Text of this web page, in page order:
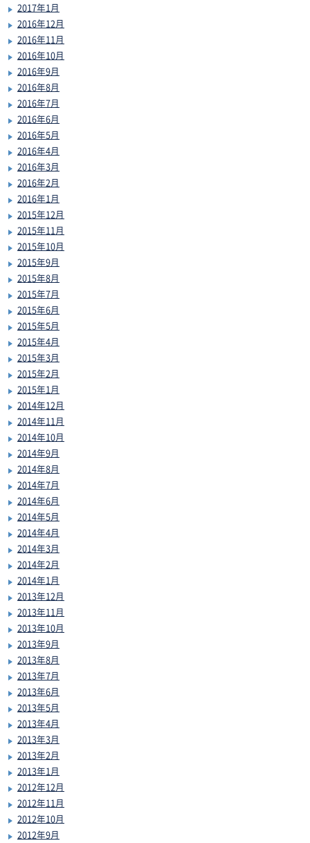
2017年1月
2016年12月
2016年11月
2016年10月
2016年9月
2016年8月
2016年7月
2016年6月
2016年5月
2016年4月
2016年3月
2016年2月
2016年1月
2015年12月
2015年11月
2015年10月
2015年9月
2015年8月
2015年7月
2015年6月
2015年5月
2015年4月
2015年3月
2015年2月
2015年1月
2014年12月
2014年11月
2014年10月
2014年9月
2014年8月
2014年7月
2014年6月
2014年5月
2014年4月
2014年3月
2014年2月
2014年1月
2013年12月
2013年11月
2013年10月
2013年9月
2013年8月
2013年7月
2013年6月
2013年5月
2013年4月
2013年3月
2013年2月
2013年1月
2012年12月
2012年11月
2012年10月
2012年9月